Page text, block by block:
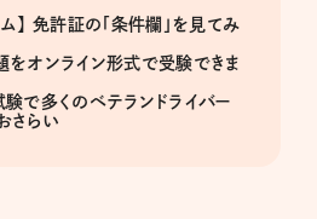
】 免許証の「条件欄」を見てみ
をオンライン形式で受験できま
で多くのベテランドライバー
さらい